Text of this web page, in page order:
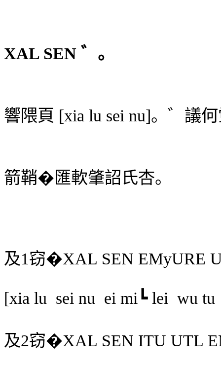
XAL SEN ゛。
響隈頁 [xia lu sei nu]。゛議
箭鞘�匯軟肇詔氏杏。
及1窃�XAL SEN EMyURE
[xia lu sei nu ei mi┗ lei wu tu
及2窃�XAL SEN ITU UTL